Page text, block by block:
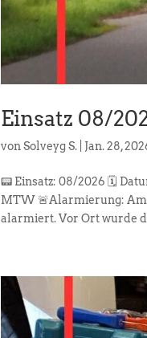
Einsatz 08/
vonSolveyg S. Jan. 28,
📟 Einsatz: 08/2026 🗓️
MTW 🚨Alarmierung:
alarmiert. Vor Ort wurde